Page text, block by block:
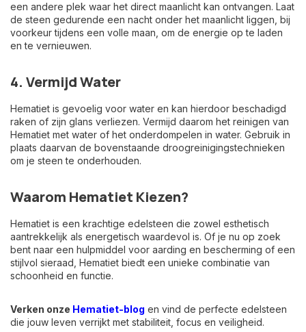
een andere plek waar het direct maanlicht kan ontvangen. Laat
de steen gedurende een nacht onder het maanlicht liggen, bij
voorkeur tijdens een volle maan, om de energie op te laden
en te vernieuwen.
4. Vermijd Water
Hematiet is gevoelig voor water en kan hierdoor beschadigd
raken of zijn glans verliezen. Vermijd daarom het reinigen van
Hematiet met water of het onderdompelen in water. Gebruik in
plaats daarvan de bovenstaande droogreinigingstechnieken
om je steen te onderhouden.
Waarom Hematiet Kiezen?
Hematiet is een krachtige edelsteen die zowel esthetisch
aantrekkelijk als energetisch waardevol is. Of je nu op zoek
bent naar een hulpmiddel voor aarding en bescherming of een
stijlvol sieraad, Hematiet biedt een unieke combinatie van
schoonheid en functie.
Verken onze Hematiet-blog en vind de perfecte edelsteen
die jouw leven verrijkt met stabiliteit, focus en veiligheid.